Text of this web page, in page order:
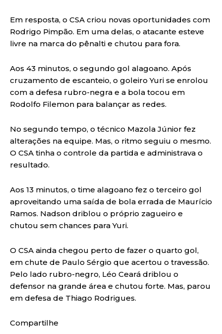
Em resposta, o CSA criou novas oportunidades com
Rodrigo Pimpão. Em uma delas, o atacante esteve
livre na marca do pênalti e chutou para fora.
Aos 43 minutos, o segundo gol alagoano. Após
cruzamento de escanteio, o goleiro Yuri se enrolou
com a defesa rubro-negra e a bola tocou em
Rodolfo Filemon para balançar as redes.
No segundo tempo, o técnico Mazola Júnior fez
alterações na equipe. Mas, o ritmo seguiu o mesmo.
O CSA tinha o controle da partida e administrava o
resultado.
Aos 13 minutos, o time alagoano fez o terceiro gol
aproveitando uma saída de bola errada de Maurício
Ramos. Nadson driblou o próprio zagueiro e
chutou sem chances para Yuri.
O CSA ainda chegou perto de fazer o quarto gol,
em chute de Paulo Sérgio que acertou o travessão.
Pelo lado rubro-negro, Léo Ceará driblou o
defensor na grande área e chutou forte. Mas, parou
em defesa de Thiago Rodrigues.
Compartilhe